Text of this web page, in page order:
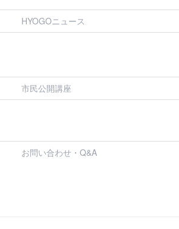
HYOGOニュース
市民公開講座
お問い合わせ・Q&A